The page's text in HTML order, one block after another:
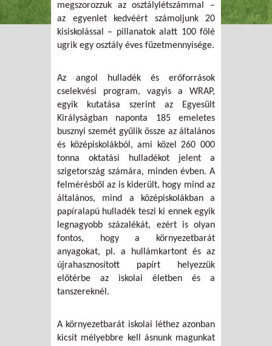
megszorozzuk az osztálylétszámmal –
az egyenlet kedvéért számoljunk 20
kisiskolással – pillanatok alatt 100 fölé
ugrik egy osztály éves füzetmennyisége.
Az angol hulladék és erőforrások
cselekvési program, vagyis a WRAP,
egyik kutatása szerint az Egyesült
Királyságban naponta 185 emeletes
busznyi szemét gyűlik össze az általános
és középiskolákból, ami közel 260 000
tonna oktatási hulladékot jelent a
szigetország számára, minden évben. A
felmérésből az is kiderült, hogy mind az
általános, mind a középiskolákban a
papíralapú hulladék teszi ki ennek egyik
legnagyobb százalékát, ezért is olyan
fontos, hogy a környezetbarát
anyagokat, pl. a hullámkartont és az
újrahasznosított papírt helyezzük
előtérbe az iskolai életben és a
tanszereknél.
A környezetbarát iskolai léthez azonban
kicsit mélyebbre kell ásnunk magunkat